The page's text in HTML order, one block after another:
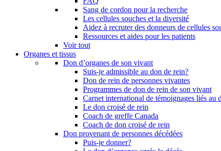
Sang de cordon pour la recherche
Les cellules souches et la diversité
Aidez à recruter des donneurs de cellules
Ressources et aides pour les patients
Voir tout
Organes et tissus
Don d’organes de son vivant
Suis-je admissible au don de rein?
Don de rein de personnes vivantes
Programmes de don de rein de son vivant
Carnet international de témoignages liés au
Le don croisé de rein
Coach de greffe Canada
Coach de don croisé de rein
Don provenant de personnes décédées
Puis-je donner?